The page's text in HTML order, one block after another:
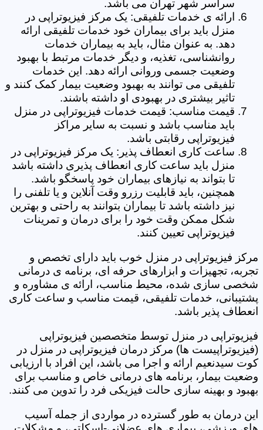
سراسر شهر تهران می باشد.
ارائه ی خدمات تلفیقی: یک مرکز فیزیوتراپی در
منزل باید برای بیماران خود خدمات تلفیقی ارائه
دهد. به عنوان مثال، باید به بیماران خدمات
روانشناسی، تغذیه، و دیگر خدمات مرتبط با بهبود
وضعیت جسمی وروانی ارائه دهد. این خدمات
تلفیقی می توانند به بهبود وضعیت بیمار کمک کنند و
تاثیر بیشتری در بهبودی او داشته باشند.
قیمت مناسب: قیمت خدمات فیزیوتراپی در منزل
باید مناسب باشد و نسبت به سایر مراکز
فیزیوتراپی رقابتی باشد.
ساعت کاری انعطاف پذیر: یک مرکز فیزیوتراپی در
منزل باید ساعت کاری انعطاف پذیری داشته باشد
تا بتواند به نیازهای بیماران خود پاسخگو باشد.
همچنین، باید قابلیت رزرو وقت آنلاین و یا تلفنی را
نیز داشته باشد تا بیماران بتوانند به راحتی و بهترین
شکل ممکن وقت خود را برای درمان و تمرینات
فیزیوتراپی تعیین کنند.
مرکز فیزیوتراپی در منزل خوب باید دارای تخصص و
تجربه، تجهیزات و ابزارهای حرفه ای، برنامه ی درمانی
شخصی سازی شده، محیط مناسب، ارائه ی مشاوره و
پشتیبانی، خدمات تلفیقی، قیمت مناسب و ساعت کاری
انعطاف پذیر باشد.
فیزیوتراپی در منزل توسط متخصصین فیزیوتراپی
(فیزیوتراپیست ها) مرکز درمان فیزیوتراپی در منزل در
کوت سیدنعیم ارائه و اجرا می باشد، این افراد با ارزیابی
وضعیت بیمار، برنامه های درمانی خاص و مناسب برای
بهبود و بهینه سازی حالت فیزیکی فرد را تدوین می کنند.
این درمان به طور گسترده در مواردی از جمله آسیب